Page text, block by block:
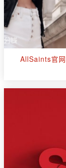
AllSaints官